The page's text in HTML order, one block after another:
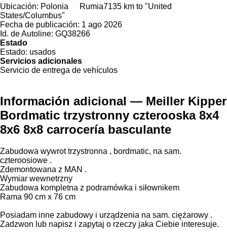
Ubicación: Polonia Rumia7135 km to "United
States/Columbus"
Fecha de publicación: 1 ago 2026
Id. de Autoline: GQ38266
Estado
Estado: usados
Servicios adicionales
Servicio de entrega de vehículos
Información adicional — Meiller Kipper
Bordmatic trzystronny czterooska 8x4
8x6 8x8 carrocería basculante
Zabudowa wywrot trzystronna , bordmatic, na sam.
czteroosiowe .
Zdemontowana z MAN .
Wymiar wewnetrzny
Zabudowa kompletna z podramówka i siłownikem
Rama 90 cm x 76 cm
Posiadam inne zabudowy i urządzenia na sam. ciężarowy .
Zadzwon lub napisz i zapytaj o rzeczy jaka Ciebie interesuje.